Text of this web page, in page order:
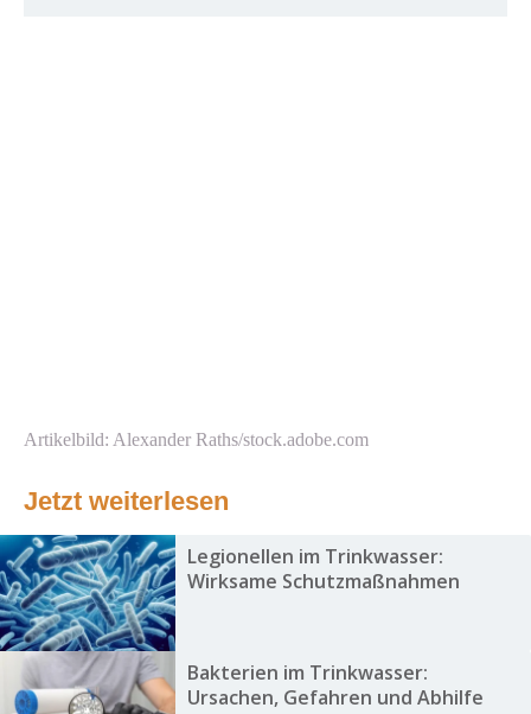
Artikelbild: Alexander Raths/stock.adobe.com
Jetzt weiterlesen
Legionellen im Trinkwasser:
Wirksame Schutzmaßnahmen
Bakterien im Trinkwasser:
Ursachen, Gefahren und Abhilfe